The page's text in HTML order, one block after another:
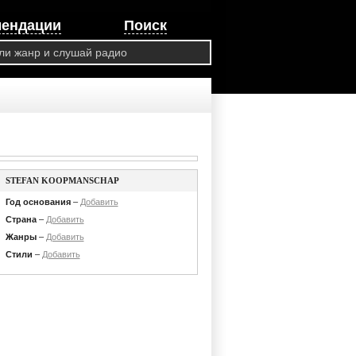
Поиск
STEFAN KOOPMANSCHAP
Год основания– Добавить
Страна– Добавить
Жанры– Добавить
Стили – Добавить